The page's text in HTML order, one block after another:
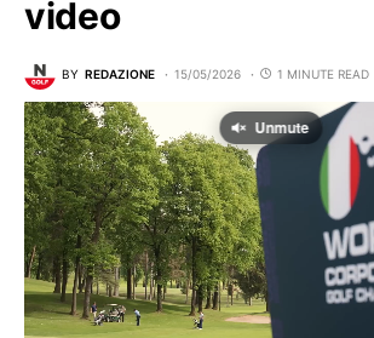
video
BY REDAZIONE 15/05/2026 1 MINUTE READ